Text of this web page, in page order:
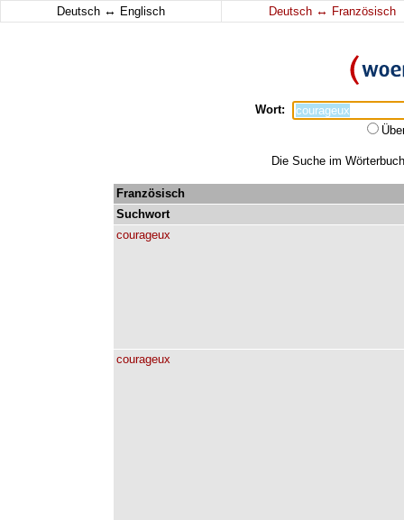
Deutsch ↔ Englisch Deutsch ↔ Französisch
Wort:
Die Suche im
Französisch
Suchwort
courageux
courageux